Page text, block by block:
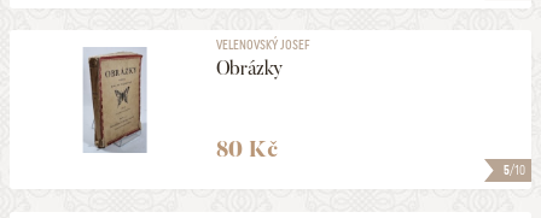
5/10
VELENOVSKÝ JOSEF
Obrázky
80 Kč